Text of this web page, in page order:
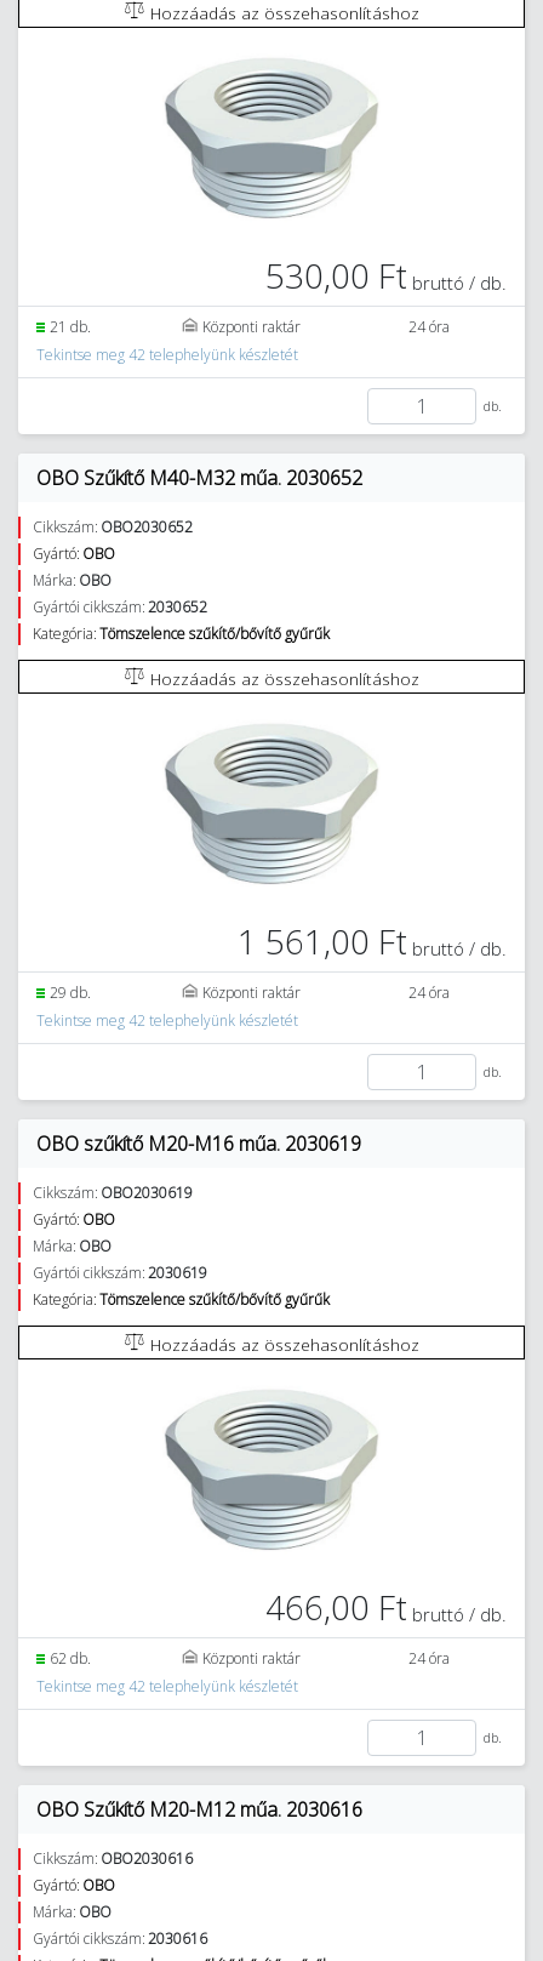
Hozzáadás az összehasonlításhoz
530,00 Ft bruttó / db.
21 db. Központi raktár
24 óra
Tekintse meg 42 telephelyünk készletét
db.
OBO Szűkítő M40-M32 műa. 2030652
Cikkszám: OBO2030652
Gyártó: OBO
Márka: OBO
Gyártói cikkszám:2030652
Kategória:Tömszelence szűkítő/bővítő gyűrűk
Hozzáadás az összehasonlításhoz
1 561,00 Ft bruttó / db.
29 db. Központi raktár
24 óra
Tekintse meg 42 telephelyünk készletét
db.
OBO szűkítő M20-M16 műa. 2030619
Cikkszám: OBO2030619
Gyártó: OBO
Márka: OBO
Gyártói cikkszám:2030619
Kategória:Tömszelence szűkítő/bővítő gyűrűk
Hozzáadás az összehasonlításhoz
466,00 Ft bruttó / db.
62 db. Központi raktár
24 óra
Tekintse meg 42 telephelyünk készletét
db.
OBO Szűkítő M20-M12 műa. 2030616
Cikkszám: OBO2030616
Gyártó: OBO
Márka: OBO
Gyártói cikkszám:2030616